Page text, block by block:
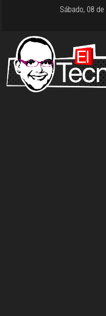
Sábado, 08